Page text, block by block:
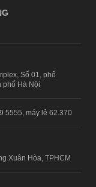
Số 01, phố
phố Hà Nội
5555, máy lẻ 62.370
Xuân Hòa, TPHCM